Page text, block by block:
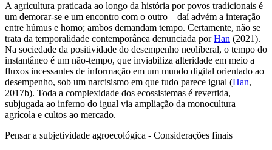
A agricultura praticada ao longo da história por povos tradicionais é
um demorar-se e um encontro com o outro – daí advém a interação
entre húmus e homo; ambos demandam tempo. Certamente, não se
trata da temporalidade contemporânea denunciada porHan (2021).
Na sociedade da positividade do desempenho neoliberal, o tempo do
instantâneo é um não-tempo, que inviabiliza alteridade em meio a
fluxos incessantes de informação em um mundo digital orientado ao
desempenho, sob um narcisismo em que tudo parece igual (Han,
2017b). Toda a complexidade dos ecossistemas é revertida,
subjugada ao inferno do igual via ampliação da monocultura
agrícola e cultos ao mercado.
Pensar a subjetividade agroecológica - Considerações finais